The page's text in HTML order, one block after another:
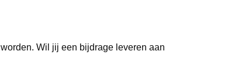
Wil jij een bijdrage leveren aan